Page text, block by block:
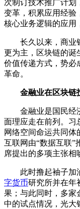
次制订技术推广计划
变革，积累应用经验
核心业务逻辑的应用
长久以来，商业银
更为主，区块链的诞
价值传递方式，势必
革命。
金融业在区块链
金融业是国民经济
面理应走在前列。习
网络空间命运共同
互联网由“数据互联”
席提出的多项主张相
此时撸起袖子加油
字货币研究所并在年
果；与此同时，多家
中的试点情况，光大